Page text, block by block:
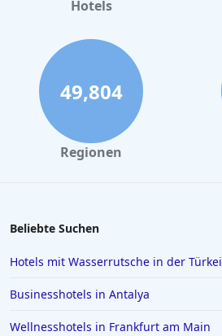
Hotels
49,804
Regionen
Beliebte Suchen
Hotels mit Wasserrutsche in der Türkei
Businesshotels in Antalya
Wellnesshotels in Frankfurt am Main